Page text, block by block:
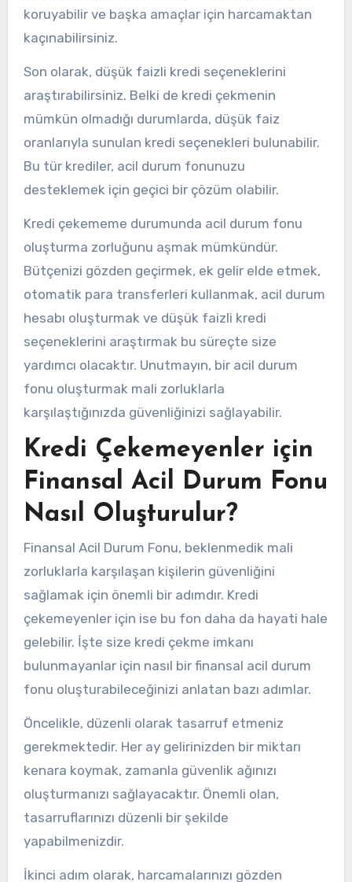
koruyabilir ve başka amaçlar için harcamaktan
kaçınabilirsiniz.
Son olarak, düşük faizli kredi seçeneklerini
araştırabilirsiniz. Belki de kredi çekmenin
mümkün olmadığı durumlarda, düşük faiz
oranlarıyla sunulan kredi seçenekleri bulunabilir.
Bu tür krediler, acil durum fonunuzu
desteklemek için geçici bir çözüm olabilir.
Kredi çekememe durumunda acil durum fonu
oluşturma zorluğunu aşmak mümkündür.
Bütçenizi gözden geçirmek, ek gelir elde etmek,
otomatik para transferleri kullanmak, acil durum
hesabı oluşturmak ve düşük faizli kredi
seçeneklerini araştırmak bu süreçte size
yardımcı olacaktır. Unutmayın, bir acil durum
fonu oluşturmak mali zorluklarla
karşılaştığınızda güvenliğinizi sağlayabilir.
Kredi Çekemeyenler için
Finansal Acil Durum Fonu
Nasıl Oluşturulur?
Finansal Acil Durum Fonu, beklenmedik mali
zorluklarla karşılaşan kişilerin güvenliğini
sağlamak için önemli bir adımdır. Kredi
çekemeyenler için ise bu fon daha da hayati hale
gelebilir. İşte size kredi çekme imkanı
bulunmayanlar için nasıl bir finansal acil durum
fonu oluşturabileceğinizi anlatan bazı adımlar.
Öncelikle, düzenli olarak tasarruf etmeniz
gerekmektedir. Her ay gelirinizden bir miktarı
kenara koymak, zamanla güvenlik ağınızı
oluşturmanızı sağlayacaktır. Önemli olan,
tasarruflarınızı düzenli bir şekilde
yapabilmenizdir.
İkinci adım olarak, harcamalarınızı gözden